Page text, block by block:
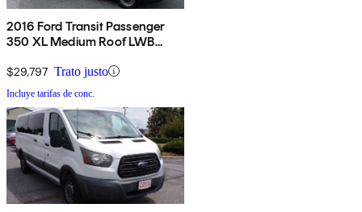
2016 Ford Transit Passenger
350 XL Medium Roof LWB
Side Door
$29,797 Trato justo
Incluye tarifas de conc.